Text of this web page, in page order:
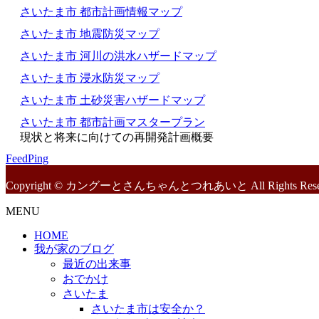
さいたま市 都市計画情報マップ
さいたま市 地震防災マップ
さいたま市 河川の洪水ハザードマップ
さいたま市 浸水防災マップ
さいたま市 土砂災害ハザードマップ
さいたま市 都市計画マスタープラン
現状と将来に向けての再開発計画概要
FeedPing
Copyright © カングーとさんちゃんとつれあいと All Rights
MENU
HOME
我が家のブログ
最近の出来事
おでかけ
さいたま
さいたま市は安全か？